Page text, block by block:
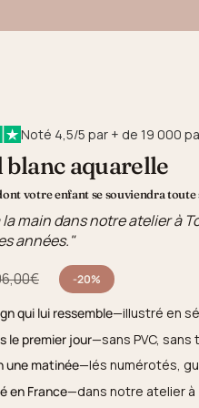
Noté 4,5/5 par + de 19 000
blanc aquarelle
votre enfant se souviendra toute
la main dans notre atelier à
années."
-20%
qui lui ressemble—illustré en
le premier jour—sans PVC, sans
une matinée—lés numérotés,
en France—dans notre atelier à